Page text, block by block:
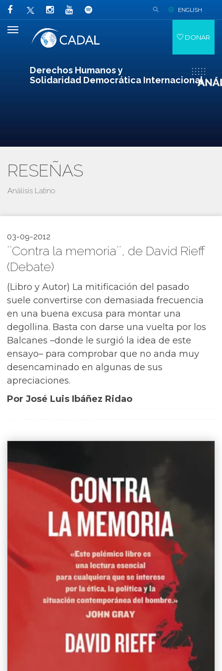
Derechos Humanos y
Solidaridad Democrática Internacional
ENGLISH
DONAR
RESEÑAS
Análisis Latino
03-09-2012
``Contra la memoria´´, de David Rieff
(Debate)
(Libro y Autor) La mitificación del pasado
suele convertirse con demasiada frecuencia
en una buena excusa para montar una
degollina. Basta con darse una vuelta por los
Balcanes –donde le surgió la idea de este
ensayo– para comprobar que no anda muy
desencaminado en algunas de sus
apreciaciones.
Por José Luis Ibáñez Ridao